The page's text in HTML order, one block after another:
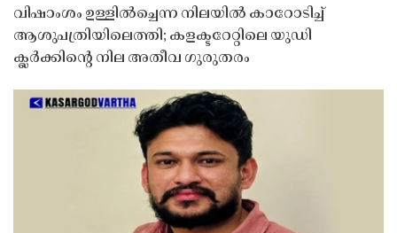
വിഷാംശം ഉള്ളിൽച്ചെന്ന നിലയിൽ കാറോടിച്ച്
ആശുപത്രിയിലെത്തി; കളക്ടറേറ്റിലെ യുഡി
ക്ലർക്കിൻ്റെ നില അതീവ ഗുരുതരം